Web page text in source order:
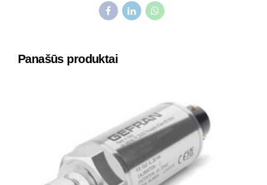
Panašūs produktai